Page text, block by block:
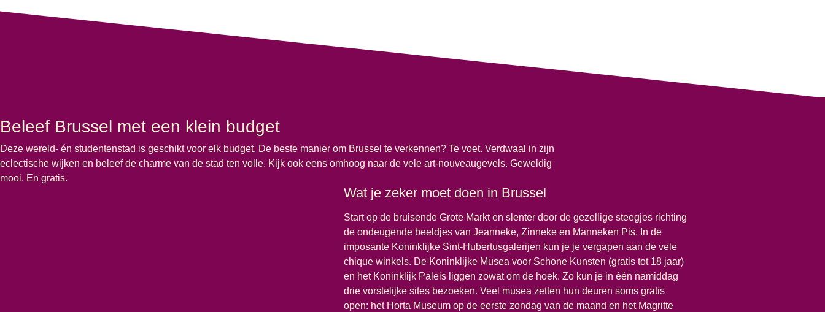
Beleef Brussel met een klein budget
Deze wereld- én studentenstad is geschikt voor elk budget. De beste manier om Brussel te verkennen? Te voet. Verdwaal in zijn
eclectische wijken en beleef de charme van de stad ten volle. Kijk ook eens omhoog naar de vele art-nouveaugevels. Geweldig
mooi. En gratis.
Wat je zeker moet doen in Brussel
Start op de bruisende Grote Markt en slenter door de gezellige steegjes richting
de ondeugende beeldjes van Jeanneke, Zinneke en Manneken Pis. In de
imposante Koninklijke Sint-Hubertusgalerijen kun je je vergapen aan de vele
chique winkels. De Koninklijke Musea voor Schone Kunsten (gratis tot 18 jaar)
en het Koninklijk Paleis liggen zowat om de hoek. Zo kun je in één namiddag
drie vorstelijke sites bezoeken. Veel musea zetten hun deuren soms gratis
open: het Horta Museum op de eerste zondag van de maand en het Magritte